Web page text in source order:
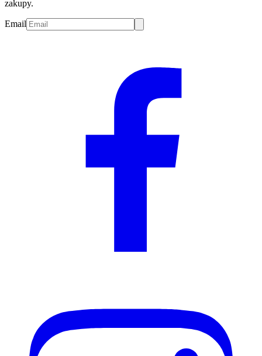
zakupy.
Email